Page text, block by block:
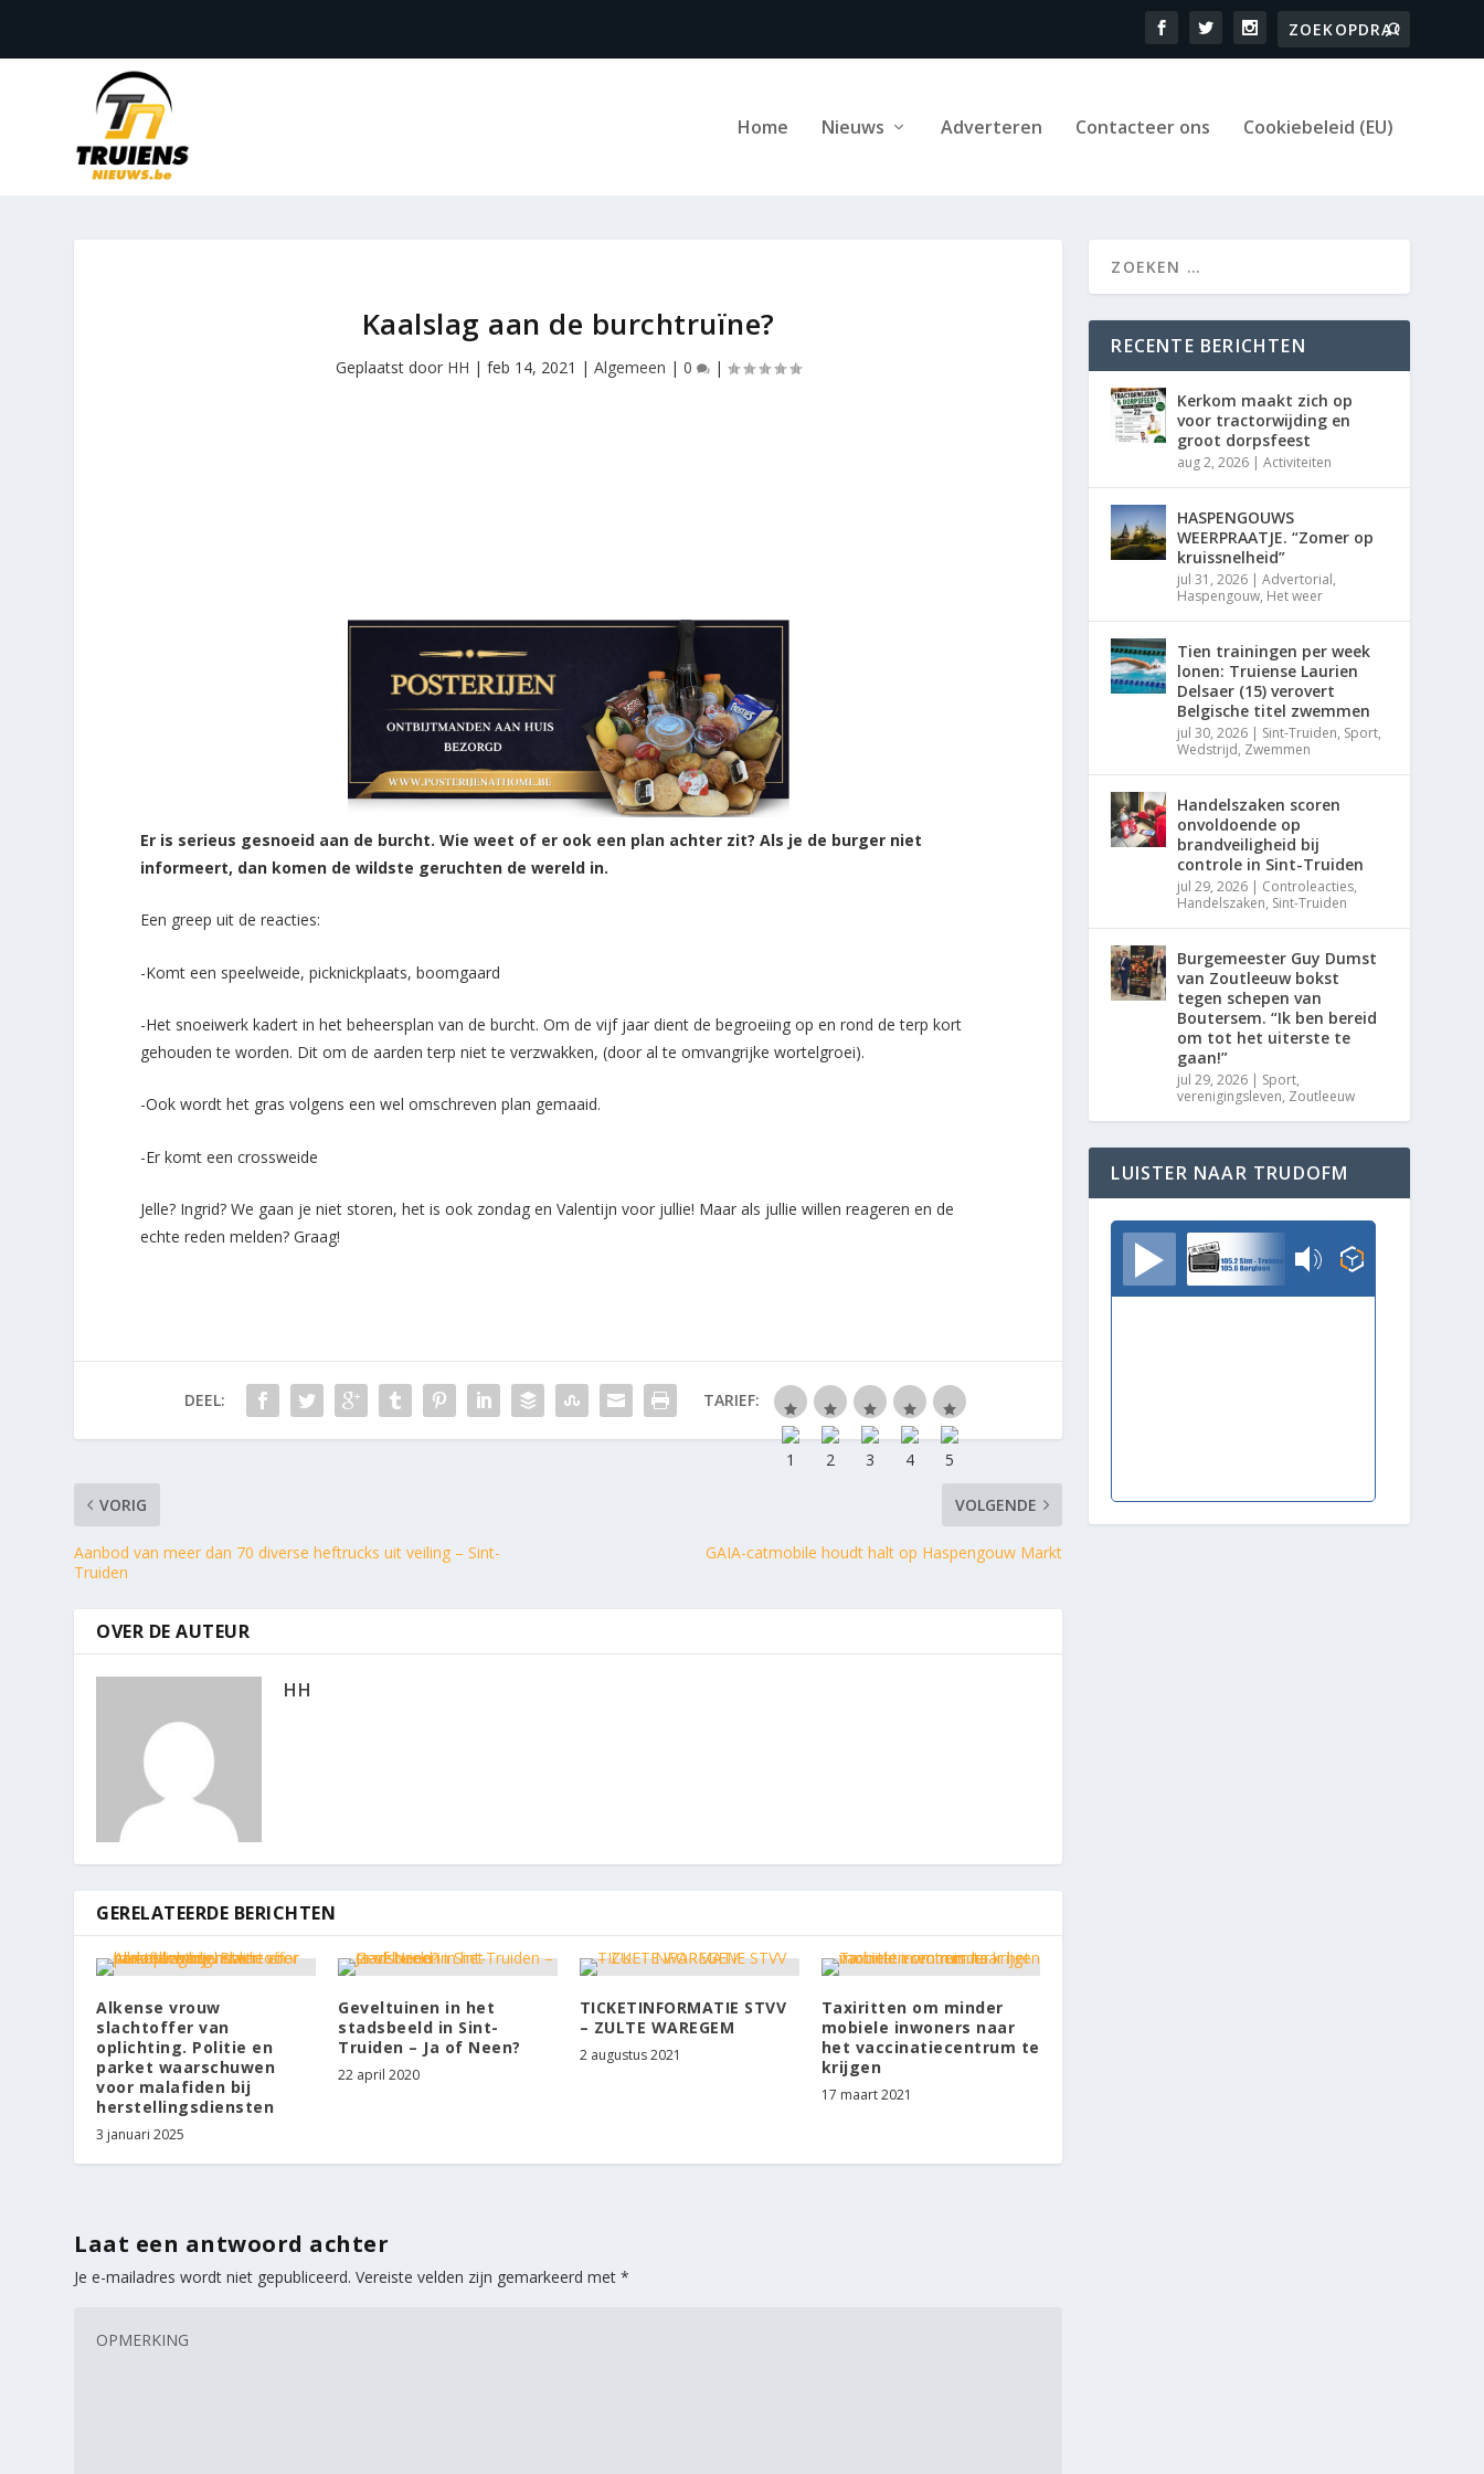
Home Nieuws Adverteren Contacteer ons Cookiebeleid (EU)
Kaalslag aan de burchtruïne?
Geplaatst door HH |feb 14, 2021 |Algemeen |0 |
Er is serieus gesnoeid aan de burcht. Wie weet of er ook een plan achter zit? Als je de burger niet
informeert, dan komen de wildste geruchten de wereld in.
Een greep uit de reacties:
-Komt een speelweide, picknickplaats, boomgaard
-Het snoeiwerk kadert in het beheersplan van de burcht. Om de vijf jaar dient de begroeiing op en rond de terp kort
gehouden te worden. Dit om de aarden terp niet te verzwakken, (door al te omvangrijke wortelgroei).
-Ook wordt het gras volgens een wel omschreven plan gemaaid.
-Er komt een crossweide
Jelle? Ingrid? We gaan je niet storen, het is ook zondag en Valentijn voor jullie! Maar als jullie willen reageren en de
echte reden melden? Graag!
DEEL: TARIEF:
VORIG
Aanbod van meer dan 70 diverse heftrucks uit veiling – Sint-
Truiden
VOLGENDE
GAIA-catmobile houdt halt op Haspengouw Markt
OVER DE AUTEUR
HH
GERELATEERDE BERICHTEN
Alkense vrouw
slachtoffer van
oplichting. Politie en
parket waarschuwen
voor malafiden bij
herstellingsdiensten
3 januari 2025
Geveltuinen in het
stadsbeeld in Sint-
Truiden – Ja of Neen?
22 april 2020
TICKETINFORMATIE STVV
– ZULTE WAREGEM
2 augustus 2021
Taxiritten om minder
mobiele inwoners naar
het vaccinatiecentrum te
krijgen
17 maart 2021
Laat een antwoord achter
Je e-mailadres wordt niet gepubliceerd. Vereiste velden zijn gemarkeerd met*
RECENTE BERICHTEN
Kerkom maakt zich op
voor tractorwijding en
groot dorpsfeest
aug 2, 2026 |Activiteiten
HASPENGOUWS
WEERPRAATJE. “Zomer op
kruissnelheid”
jul 31, 2026 |Advertorial,
Haspengouw, Het weer
Tien trainingen per week
lonen: Truiense Laurien
Delsaer (15) verovert
Belgische titel zwemmen
jul 30, 2026 | Sint-Truiden, Sport,
Wedstrijd, Zwemmen
Handelszaken scoren
onvoldoende op
brandveiligheid bij
controle in Sint-Truiden
jul 29, 2026 | Controleacties,
Handelszaken, Sint-Truiden
Burgemeester Guy Dumst
van Zoutleeuw bokst
tegen schepen van
Boutersem. “Ik ben bereid
om tot het uiterste te
gaan!”
jul 29, 2026 | Sport,
verenigingsleven, Zoutleeuw
LUISTER NAAR TRUDOFM
TrudoFM